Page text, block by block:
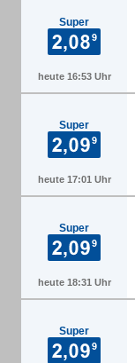
Super
heute 16:53 Uhr
Super
heute 17:01 Uhr
Super
heute 18:31 Uhr
Super